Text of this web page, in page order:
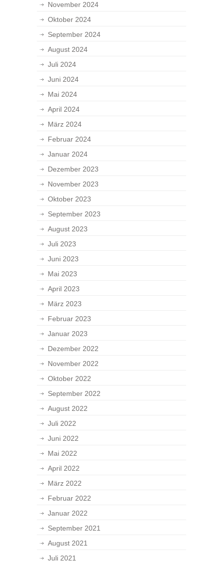
November 2024
Oktober 2024
September 2024
August 2024
Juli 2024
Juni 2024
Mai 2024
April 2024
März 2024
Februar 2024
Januar 2024
Dezember 2023
November 2023
Oktober 2023
September 2023
August 2023
Juli 2023
Juni 2023
Mai 2023
April 2023
März 2023
Februar 2023
Januar 2023
Dezember 2022
November 2022
Oktober 2022
September 2022
August 2022
Juli 2022
Juni 2022
Mai 2022
April 2022
März 2022
Februar 2022
Januar 2022
September 2021
August 2021
Juli 2021